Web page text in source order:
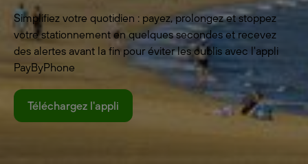
Simplifiez votre quotidien : payez, prolongez et stoppez
votre stationnement en quelques secondes et recevez
des alertes avant la fin pour éviter les oublis avec l'appli
PayByPhone
Téléchargez l'appli